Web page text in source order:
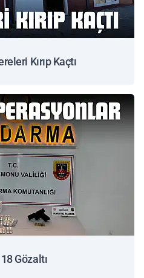
Kırıp Kaçtı
Gözaltı